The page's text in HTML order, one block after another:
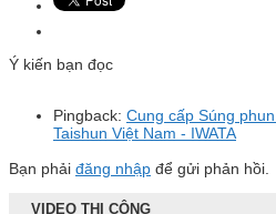
Ý kiến bạn đọc
Pingback: Cung cấp Súng
Taishun Việt Nam - IWATA
Bạn phải đăng nhập để gửi phản hồi.
VIDEO THI CÔNG